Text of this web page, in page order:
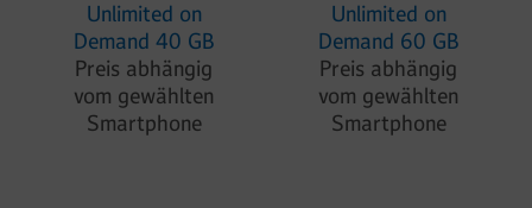
Unlimited on
Demand 40 GB
Preis abhängig
vom gewählten
Smartphone
Unlimited on
Demand 60 GB
Preis abhängig
vom gewählten
Smartphone